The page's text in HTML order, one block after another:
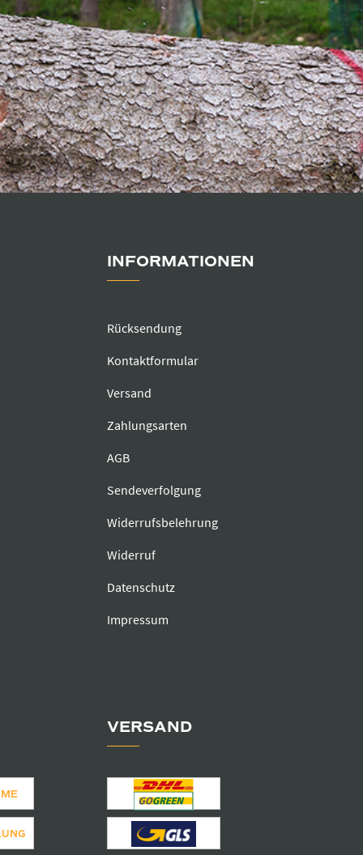
INFORMATIONEN
Rücksendung
Kontaktformular
Versand
Zahlungsarten
AGB
Sendeverfolgung
Widerrufsbelehrung
Widerruf
Datenschutz
Impressum
VERSAND